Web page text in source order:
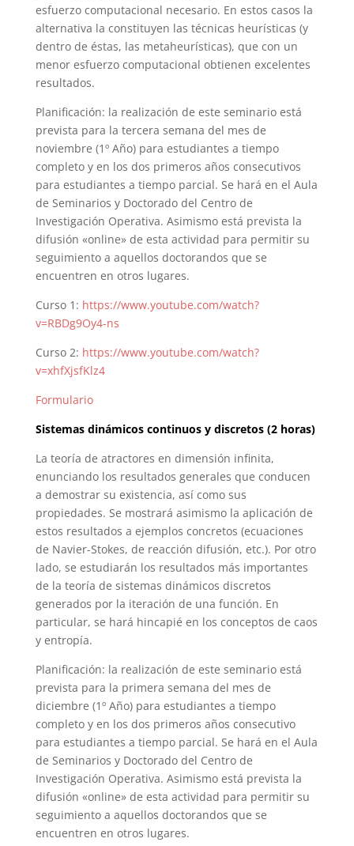
esfuerzo computacional necesario. En estos casos la
alternativa la constituyen las técnicas heurísticas (y
dentro de éstas, las metaheurísticas), que con un
menor esfuerzo computacional obtienen excelentes
resultados.
Planificación: la realización de este seminario está
prevista para la tercera semana del mes de
noviembre (1º Año) para estudiantes a tiempo
completo y en los dos primeros años consecutivos
para estudiantes a tiempo parcial. Se hará en el Aula
de Seminarios y Doctorado del Centro de
Investigación Operativa. Asimismo está prevista la
difusión «online» de esta actividad para permitir su
seguimiento a aquellos doctorandos que se
encuentren en otros lugares.
Curso 1: https://www.youtube.com/watch?
v=RBDg9Oy4-ns
Curso 2: https://www.youtube.com/watch?
v=xhfXjsfKlz4
Formulario
Sistemas dinámicos continuos y discretos (2 horas)
La teoría de atractores en dimensión infinita,
enunciando los resultados generales que conducen
a demostrar su existencia, así como sus
propiedades. Se mostrará asimismo la aplicación de
estos resultados a ejemplos concretos (ecuaciones
de Navier-Stokes, de reacción difusión, etc.). Por otro
lado, se estudiarán los resultados más importantes
de la teoría de sistemas dinámicos discretos
generados por la iteración de una función. En
particular, se hará hincapié en los conceptos de caos
y entropía.
Planificación: la realización de este seminario está
prevista para la primera semana del mes de
diciembre (1º Año) para estudiantes a tiempo
completo y en los dos primeros años consecutivo
para estudiantes a tiempo parcial. Se hará en el Aula
de Seminarios y Doctorado del Centro de
Investigación Operativa. Asimismo está prevista la
difusión «online» de esta actividad para permitir su
seguimiento a aquellos doctorandos que se
encuentren en otros lugares.